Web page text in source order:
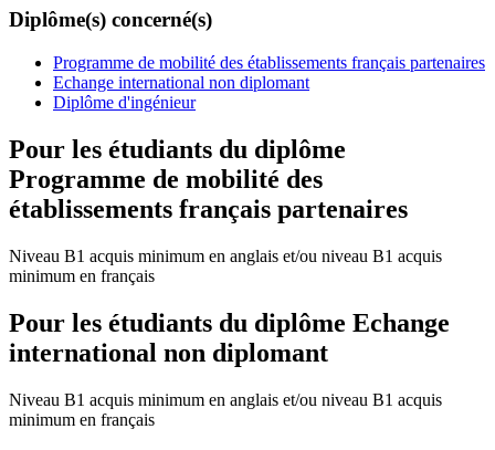
Diplôme(s) concerné(s)
Programme de mobilité des établissements français partenaires
Echange international non diplomant
Diplôme d'ingénieur
Pour les étudiants du diplôme
Programme de mobilité des
établissements français partenaires
Niveau B1 acquis minimum en anglais et/ou niveau B1 acquis
minimum en français
Pour les étudiants du diplôme Echange
international non diplomant
Niveau B1 acquis minimum en anglais et/ou niveau B1 acquis
minimum en français